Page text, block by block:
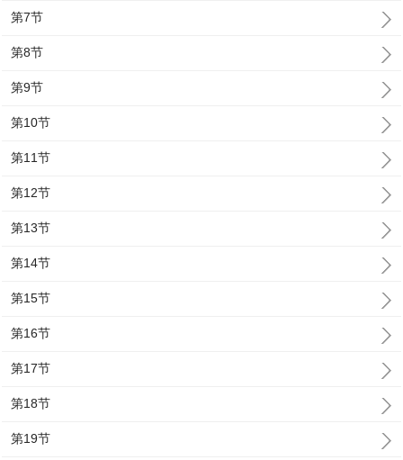
第7节
第8节
第9节
第10节
第11节
第12节
第13节
第14节
第15节
第16节
第17节
第18节
第19节